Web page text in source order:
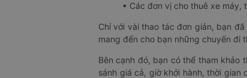
• Các đơn vị cho thuê xe
Chỉ với vài thao tác đơn giản, bạn
mang đến cho bạn những chuyến đi
Bên cạnh đó, bạn có thể tham khảo
sánh giá cả, giờ khởi hành, thời